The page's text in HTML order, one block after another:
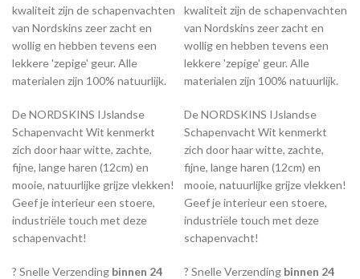
kwaliteit zijn de schapenvachten
van Nordskins zeer zacht en
wollig en hebben tevens een
lekkere 'zepige' geur. Alle
materialen zijn 100% natuurlijk.
De NORDSKINS IJslandse
Schapenvacht Wit kenmerkt
zich door haar witte, zachte,
fijne, lange haren (12cm) en
mooie, natuurlijke grijze vlekken!
Geef je interieur een stoere,
industriële touch met deze
schapenvacht!
? Snelle Verzending binnen 24
kwaliteit zijn de schapenvachten
van Nordskins zeer zacht en
wollig en hebben tevens een
lekkere 'zepige' geur. Alle
materialen zijn 100% natuurlijk.
De NORDSKINS IJslandse
Schapenvacht Wit kenmerkt
zich door haar witte, zachte,
fijne, lange haren (12cm) en
mooie, natuurlijke grijze vlekken!
Geef je interieur een stoere,
industriële touch met deze
schapenvacht!
? Snelle Verzending binnen 24